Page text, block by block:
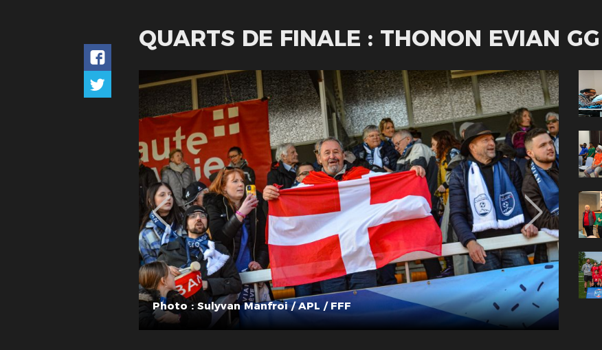
QUARTS DE FINALE : THONON EVIAN
Photo : Sulyvan Manfroi / APL / FFF